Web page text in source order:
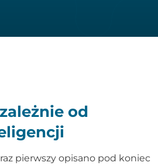
od
pierwszy opisano pod koniec